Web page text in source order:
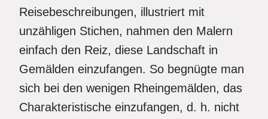
Reisebeschreibungen, illustriert mit
unzähligen Stichen, nahmen den Malern
einfach den Reiz, diese Landschaft in
Gemälden einzufangen. So begnügte man
sich bei den wenigen Rheingemälden, das
Charakteristische einzufangen, d. h. nicht